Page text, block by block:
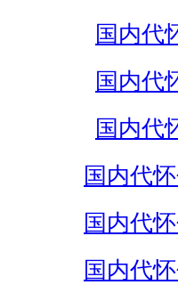
国内代
国内代
国内代
国内代
国内代
国内代